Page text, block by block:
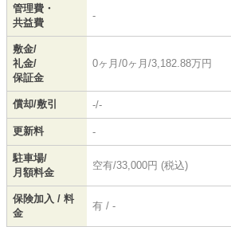
管理費・
共益費
-
敷金/
礼金/
保証金
0ヶ月/0ヶ月/3,182.88万円
償却/敷引 -/-
更新料 -
駐車場/
月額料金
空有/33,000円 (税込)
保険加入 / 料
金
有 / -